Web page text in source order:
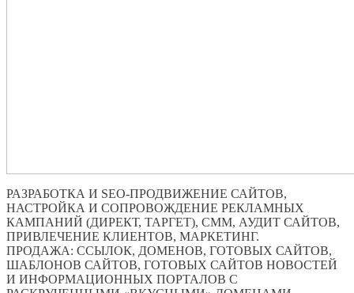
РАЗРАБОТКА И SEO-ПРОДВИЖЕНИЕ САЙТОВ,
НАСТРОЙКА И СОПРОВОЖДЕНИЕ РЕКЛАМНЫХ
КАМПАНИЙ (ДИРЕКТ, ТАРГЕТ), СММ, АУДИТ САЙТОВ,
ПРИВЛЕЧЕНИЕ КЛИЕНТОВ, МАРКЕТИНГ.
ПРОДАЖА: ССЫЛОК, ДОМЕНОВ, ГОТОВЫХ САЙТОВ,
ШАБЛОНОВ САЙТОВ, ГОТОВЫХ САЙТОВ НОВОСТЕЙ
И ИНФОРМАЦИОННЫХ ПОРТАЛОВ С